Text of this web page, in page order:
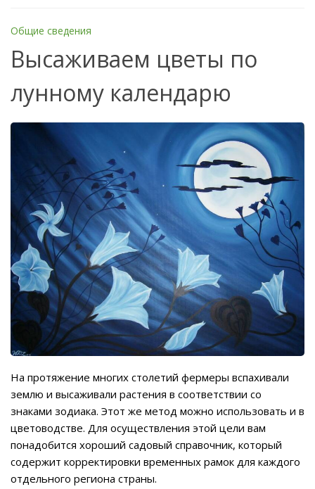
Общие сведения
Высаживаем цветы по
лунному календарю
На протяжение многих столетий фермеры вспахивали
землю и высаживали растения в соответствии со
знаками зодиака. Этот же метод можно использовать и в
цветоводстве. Для осуществления этой цели вам
понадобится хороший садовый справочник, который
содержит корректировки временных рамок для каждого
отдельного региона страны.